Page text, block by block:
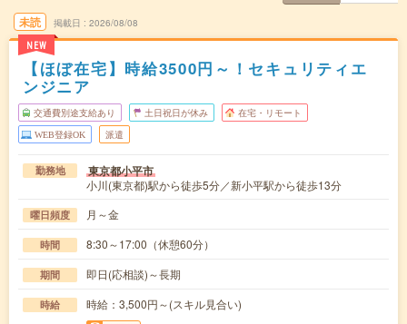
未読
NEW
掲載日 2026/08/08
【ほぼ在宅】時給3500円～！セキュリティエ
ンジニア
交通費別途支給あり 土日祝日が休み 在宅・リモート
WEB登録OK 派遣
勤務地 東京都小平市
小川(東京都)駅から徒歩5分／新小平駅から徒歩13分
曜日頻度 月～金
時間 8:30～17:00（休憩60分）
期間 即日(応相談)～長期
時給 時給：3,500円～(スキル見合い)